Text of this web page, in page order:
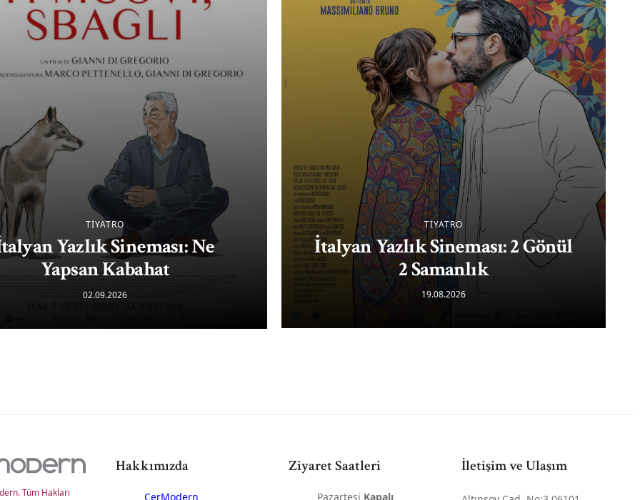
TİYATRO
Yazlık Sineması: Ne
Yapsan Kabahat
02.09.2026
TİYATRO
İtalyan Yazlık Sineması: 2 Gönül
2 Samanlık
19.08.2026
Tüm Hakları
Hakkımızda
CerModern
Ziyaret Saatleri
Pazartesi Kapalı
İletişim ve Ulaşım